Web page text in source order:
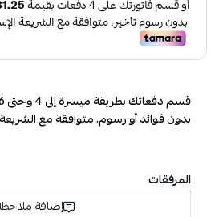
بدون فوائد أو رسوم. متوافقة مع
المرفقات
إضافة